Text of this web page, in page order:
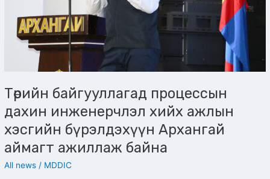
Төрийн байгууллагад процессын
дахин инженерчлэл хийх ажлын
хэсгийн бүрэлдэхүүн Архангай
аймагт ажиллаж байна
All news / MDDIC
Архангай
аймагт
ажиллаж